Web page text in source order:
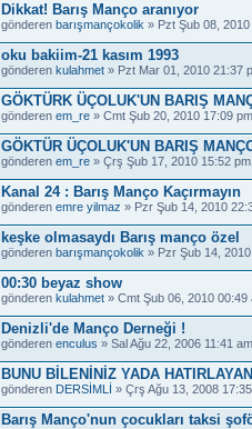
Dikkat! Barış Manço aranıyor
gönderen barışmançokolik » Pzt Şub 08,
oku bakiim-21 kasım 1993
gönderen kulahmet » Pzt Mar 01, 2010 21:37
GÖKTÜRK ÜÇOLUK'UN BARIŞ
gönderen em_re » Cmt Şub 20, 2010 17:09 pm
GÖKTÜR ÜÇOLUK'UN BARIŞ
gönderen em_re » Çrş Şub 17, 2010 15:52 pm
Kanal 24 : Barış Manço Kaçırmayın
gönderen emre yilmaz » Pzr Şub 14, 2010
keşke olmasaydı Barış manço özel
gönderen barışmançokolik » Pzr Şub 14,
00:30 beyaz show
gönderen kulahmet » Cmt Şub 06, 2010 00:49
Denizli'de Manço Derneği !
gönderen enculus » Sal Ağu 22, 2006 11:41 am
BUNU BİLENİNİZ YADA
gönderen DERSİMLİ » Çrş Ağu 13, 2008
Barış Manço'nun çocukları taksi